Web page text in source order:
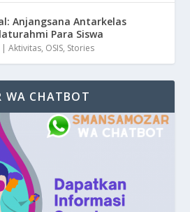
Anjangsana Antarkelas
Para Siswa
|Aktivitas, OSIS, Stories
WA CHATBOT